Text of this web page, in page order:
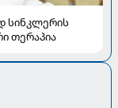
სინკლერის
თერაპია